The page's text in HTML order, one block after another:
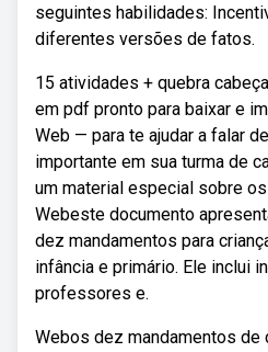
seguintes habilidades:
diferentes versões de fatos.
15 atividades + quebra
em pdf pronto para baixar e
Web — para te ajudar a falar
importante em sua turma de
um material especial sobre
Webeste documento
dez mandamentos para
infância e primário. Ele inclui
professores e.
Webos dez mandamentos de